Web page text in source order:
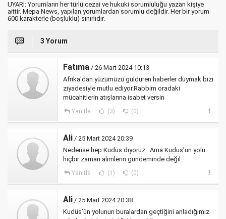
UYARI: Yorumların her türlü cezai ve hukuki sorumluluğu yazan kişiye
aittir. Mepa News, yapılan yorumlardan sorumlu değildir. Her bir yorum
600 karakterle (boşluklu) sınırlıdır.
3 Yorum
Fatıma / 26 Mart 2024 10:13
Afrika'dan yüzümüzü güldüren haberler duymak bizi
ziyadesiyle mutlu ediyor.Rabbim oradaki
mücahitlerin atışlarına isabet versin
Yanıtla (3) (0)
Ali / 25 Mart 2024 20:39
Nedense hep Kudüs diyoruz…Ama Kudüs’ün yolu
hiçbir zaman alimlerin gündeminde değil.
Yanıtla (1) (0)
Ali / 25 Mart 2024 20:38
Kudüs’ün yolunun buralardan geçtiğini anladığımız